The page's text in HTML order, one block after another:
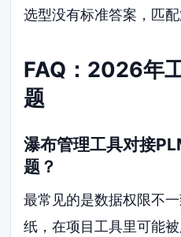
选型没有标准答案，匹配
FAQ：2026年
题
瀑布管理工具对接
题？
最常见的是数据权限不
纸，在项目工具里可能